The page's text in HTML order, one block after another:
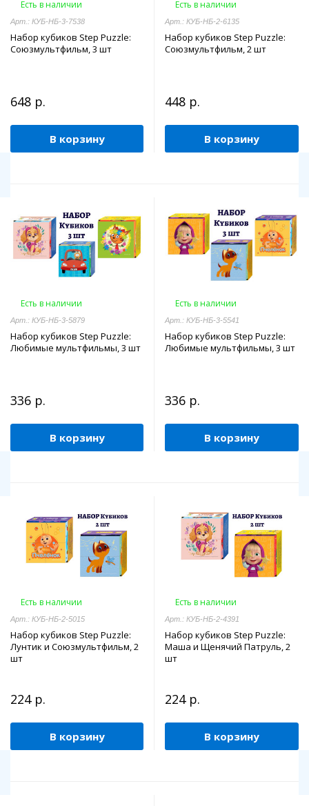
Есть в наличии
Арт.: КУБ-НБ-3-7538
Набор кубиков Step Puzzle:
Союзмультфильм, 3 шт
648 р.
В корзину
Есть в наличии
Арт.: КУБ-НБ-2-6135
Набор кубиков Step Puzzle:
Союзмультфильм, 2 шт
448 р.
В корзину
Есть в наличии
Арт.: КУБ-НБ-3-5879
Набор кубиков Step Puzzle:
Любимые мультфильмы, 3 шт
336 р.
В корзину
Есть в наличии
Арт.: КУБ-НБ-3-5541
Набор кубиков Step Puzzle:
Любимые мультфильмы, 3 шт
336 р.
В корзину
Есть в наличии
Арт.: КУБ-НБ-2-5015
Набор кубиков Step Puzzle:
Лунтик и Союзмультфильм, 2
шт
224 р.
В корзину
Есть в наличии
Арт.: КУБ-НБ-2-4391
Набор кубиков Step Puzzle:
Маша и Щенячий Патруль, 2
шт
224 р.
В корзину